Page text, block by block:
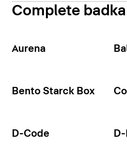
Complete
Aurena
Bento Starck Box
D-Code